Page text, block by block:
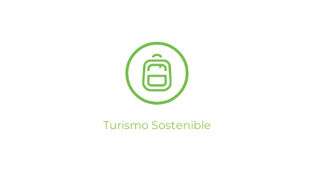
Turismo Sostenible